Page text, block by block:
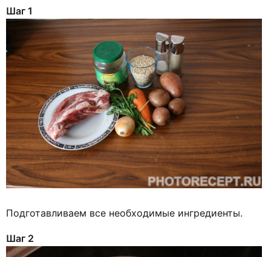
Шаг 1
Подготавливаем все необходимые ингредиенты.
Шаг 2